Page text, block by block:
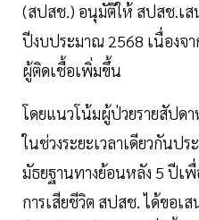
(สปสช.) อนุมัติให้ สปสช.เส
ปีงบประมาณ 2568 เนื่อง
ผู้ติดเชื้อเพิ่มขึ้น
โดยแนวโน้มผู้ป่วยรายสัปด
ในช่วงระยะเวลาเดียวกันป
มัธยฐานทางย้อนหลัง 5 ปีเ
การเสียชีวิต สปสช. ได้ขอ